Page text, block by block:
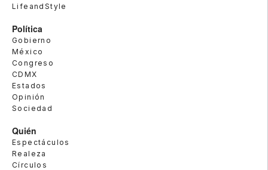
LifeandStyle
Política
Gobierno
México
Congreso
CDMX
Estados
Opinión
Sociedad
Quién
Espectáculos
Realeza
Círculos